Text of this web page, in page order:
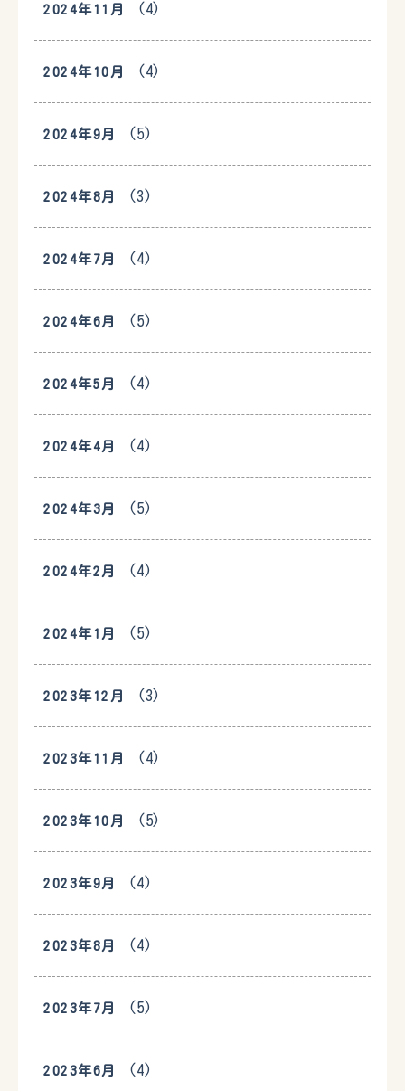
2024年11月 (4)
2024年10月 (4)
2024年9月 (5)
2024年8月 (3)
2024年7月 (4)
2024年6月 (5)
2024年5月 (4)
2024年4月 (4)
2024年3月 (5)
2024年2月 (4)
2024年1月 (5)
2023年12月 (3)
2023年11月 (4)
2023年10月 (5)
2023年9月 (4)
2023年8月 (4)
2023年7月 (5)
2023年6月 (4)